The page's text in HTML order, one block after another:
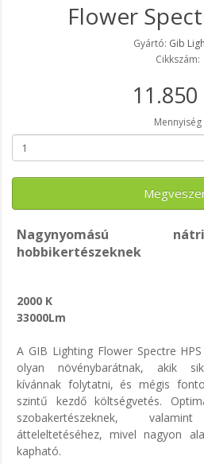
Flower
Gyártó: Gib
Cikkszám:
11.850
Mennyiség
Nagynyomású
hobbikertészeknek
2000 K
33000Lm
A GIB Lighting Flower Spectre
olyan növénybarátnak, akik
kívánnak folytatni, és mégis
szintű kezdő költségvetés.
szobakertészeknek,
átteleltetéséhez, mivel nagyon
kapható.